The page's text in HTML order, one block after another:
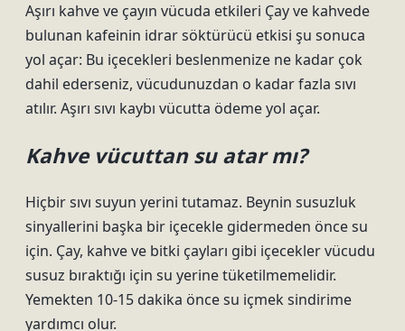
Aşırı kahve ve çayın vücuda etkileri Çay ve kahvede
bulunan kafeinin idrar söktürücü etkisi şu sonuca
yol açar: Bu içecekleri beslenmenize ne kadar çok
dahil ederseniz, vücudunuzdan o kadar fazla sıvı
atılır. Aşırı sıvı kaybı vücutta ödeme yol açar.
Kahve vücuttan su atar mı?
Hiçbir sıvı suyun yerini tutamaz. Beynin susuzluk
sinyallerini başka bir içecekle gidermeden önce su
için. Çay, kahve ve bitki çayları gibi içecekler vücudu
susuz bıraktığı için su yerine tüketilmemelidir.
Yemekten 10-15 dakika önce su içmek sindirime
yardımcı olur.